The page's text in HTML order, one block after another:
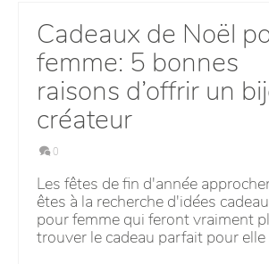
Cadeaux de Noël
femme: 5 bonnes
raisons d’offrir un
créateur
0
Les fêtes de fin d'année
êtes à la recherche d'idées
pour femme qui feront vraiment
trouver le cadeau parfait pour elle